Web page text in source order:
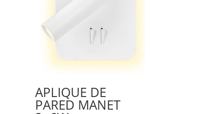
APLIQUE DE
PARED MANET